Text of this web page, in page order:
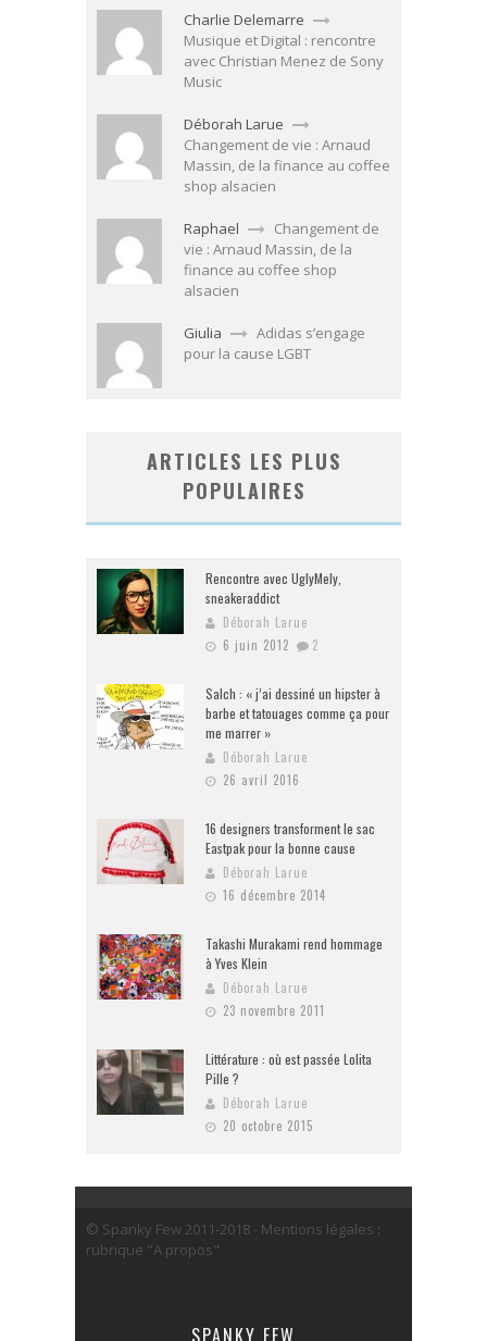
Charlie Delemarre
Musique et Digital : rencontre
avec Christian Menez de Sony
Music
Déborah Larue
Changement de vie : Arnaud
Massin, de la finance au coffee
shop alsacien
Raphael
Changement de
vie : Arnaud Massin, de la
finance au coffee shop
alsacien
Giulia
Adidas s’engage
pour la cause LGBT
ARTICLES LES PLUS
POPULAIRES
Rencontre avec UglyMely,
sneakeraddict
Déborah Larue
6 juin 2012
2
Salch : « j’ai dessiné un hipster à
barbe et tatouages comme ça pour
me marrer »
Déborah Larue
26 avril 2016
16 designers transforment le sac
Eastpak pour la bonne cause
Déborah Larue
16 décembre 2014
Takashi Murakami rend hommage
à Yves Klein
Déborah Larue
23 novembre 2011
Littérature : où est passée Lolita
Pille ?
Déborah Larue
20 octobre 2015
© Spanky Few 2011-2018 - Mentions légales :
rubrique "A propos"
SPANKY FEW